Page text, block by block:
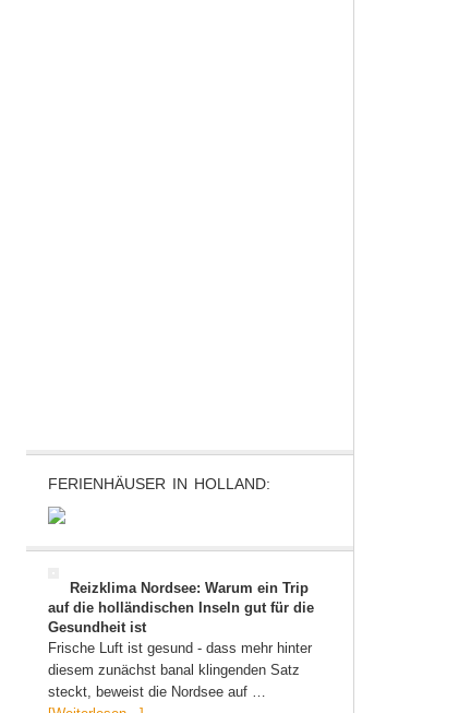
FERIENHÄUSER IN HOLLAND:
Reizklima Nordsee: Warum ein Trip
auf die holländischen Inseln gut für die
Gesundheit ist
Frische Luft ist gesund - dass mehr hinter
diesem zunächst banal klingenden Satz
steckt, beweist die Nordsee auf …